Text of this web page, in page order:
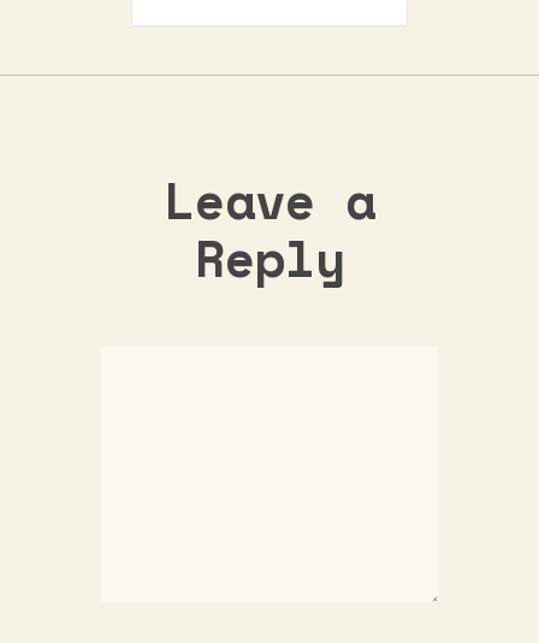
Leave a
Reply